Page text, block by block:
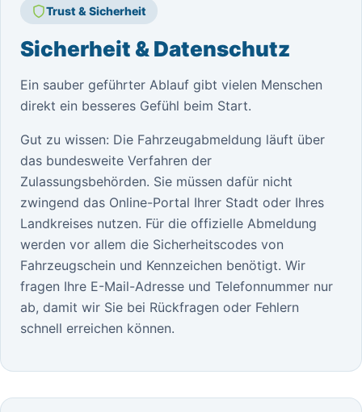
Trust & Sicherheit
Sicherheit & Datenschutz
Ein sauber geführter Ablauf gibt vielen Menschen
direkt ein besseres Gefühl beim Start.
Gut zu wissen: Die Fahrzeugabmeldung läuft über
das bundesweite Verfahren der
Zulassungsbehörden. Sie müssen dafür nicht
zwingend das Online-Portal Ihrer Stadt oder Ihres
Landkreises nutzen. Für die offizielle Abmeldung
werden vor allem die Sicherheitscodes von
Fahrzeugschein und Kennzeichen benötigt. Wir
fragen Ihre E-Mail-Adresse und Telefonnummer nur
ab, damit wir Sie bei Rückfragen oder Fehlern
schnell erreichen können.